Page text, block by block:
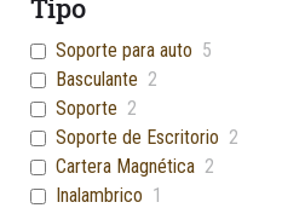
Tipo
Soporte para auto 5
Basculante 2
Soporte 2
Soporte de Escritorio 2
Cartera Magnética 2
Inalambrico 1